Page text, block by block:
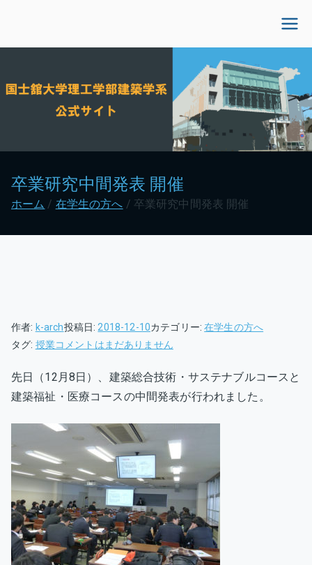
を
キ
国士舘大学理工学部建
築学系公式サイト
卒業研究中間発表 開催
ホーム 在学生の方へ 卒業研究中間発表 開催
作者: k-arch投稿日:2018-12-10カテゴリー:在学生の方へ
タグ: 授業卒
研
究
間
表
開
催
へ
コメントはまだありません
先日（12月8日）、建築総合技術・サステナブルコースと
建築福祉・医療コースの中間発表が行われました。